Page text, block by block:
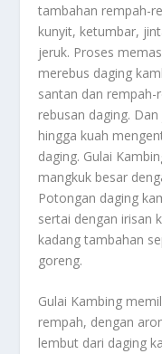
tambahan rempah-
kunyit, ketumbar,
jeruk. Proses
merebus daging
santan dan
rebusan daging.
hingga kuah
daging. Gulai
mangkuk besar
Potongan daging
sertai dengan irisan
kadang tambahan
goreng.
Gulai Kambing
rempah, dengan
lembut dari daging